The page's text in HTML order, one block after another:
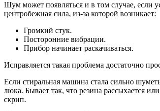
Шум может появляться и в том случае, если
центробежная сила, из-за которой возникает:
Громкий стук.
Посторонние вибрации.
Прибор начинает раскачиваться.
Исправляется такая проблема достаточно
Если стиральная машина стала сильно
люка. Бывает так, что резина рассыхается
скрип.